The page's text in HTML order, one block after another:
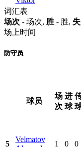
词汇表
场次 - 场次, 胜 - 胜, 失
场上时间
防守员
球员
场
次
进
球
5
Velmatov
1 0 0